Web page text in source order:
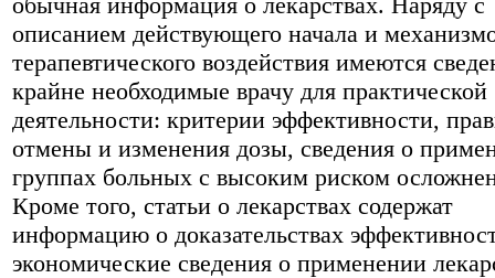
описанием действующего начала и
терапевтического воздействия имеются
крайне необходимые врачу для практической
деятельности: критерии эффективности,
отмены и изменения дозы, сведения о
группах больных с высоким риском
Кроме того, статьи о лекарствах содержат
информацию о доказательствах
экономические сведения о применении